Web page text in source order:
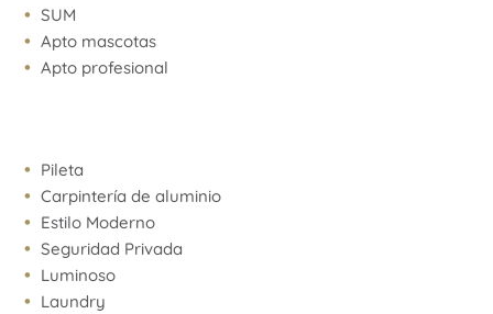
SUM
Apto mascotas
Apto profesional
Pileta
Carpintería de aluminio
Estilo Moderno
Seguridad Privada
Luminoso
Laundry